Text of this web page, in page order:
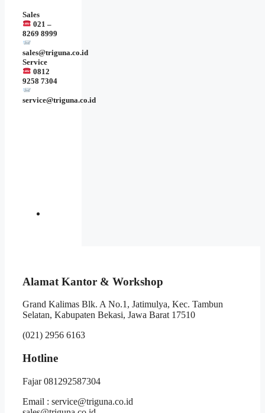
Sales
021 –
8269 8999
sales@triguna.co.id
Service
0812
9258 7304
service@triguna.co.id
Alamat Kantor & Workshop
Grand Kalimas Blk. A No.1, Jatimulya, Kec. Tambun
Selatan, Kabupaten Bekasi, Jawa Barat 17510
(021) 2956 6163
Hotline
Fajar 081292587304
Email : service@triguna.co.id